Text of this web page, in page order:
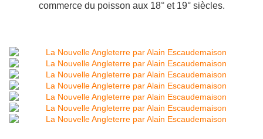
commerce du poisson aux 18° et 19° siècles.